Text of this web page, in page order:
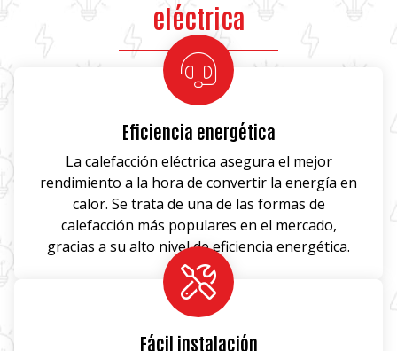
eléctrica
Eficiencia energética
La calefacción eléctrica asegura el mejor
rendimiento a la hora de convertir la energía en
calor. Se trata de una de las formas de
calefacción más populares en el mercado,
gracias a su alto nivel de eficiencia energética.
Fácil instalación